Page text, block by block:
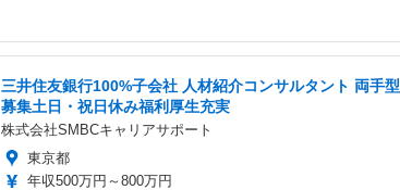
三井住友銀行100%子会社 人材紹介コンサルタント 両手型
募集土日・祝日休み福利厚生充実
株式会社SMBCキャリアサポート
東京都
年収500万円～800万円